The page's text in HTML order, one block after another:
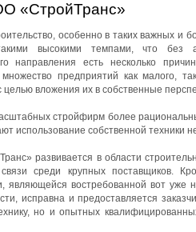
«СтройТранс»
особенно в таких важных и
высокими темпами, что без
направления есть несколько
множество предприятий как малого,
целью вложения их в собственные
стройфирм более
использование собственной техники
развивается в области
среди крупных поставщиков.
являющейся востребованной вот уже
исправна и предоставляется
но и опытных